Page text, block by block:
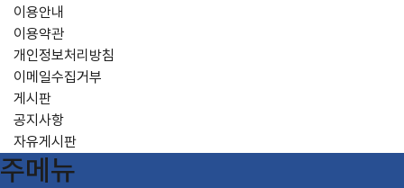
이용안내
이용약관
개인정보처리방침
이메일수집거부
게시판
공지사항
자유게시판
주메뉴